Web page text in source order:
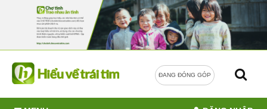
ĐANG ĐÓNG GÓP